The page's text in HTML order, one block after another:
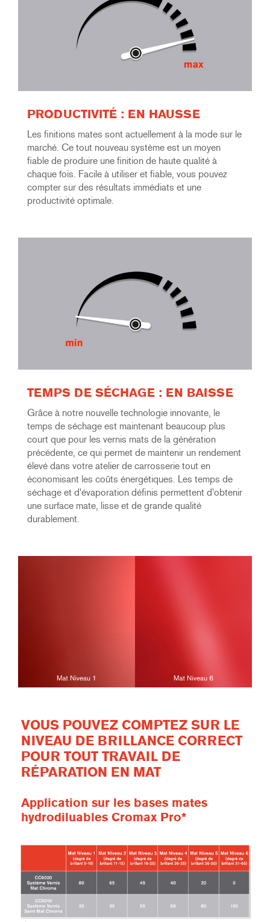
PRODUCTIVITÉ : EN HAUSSE
Les finitions mates sont actuellement à la mode sur le
marché. Ce tout nouveau système est un moyen
fiable de produire une finition de haute qualité à
chaque fois. Facile à utiliser et fiable, vous pouvez
compter sur des résultats immédiats et une
productivité optimale.
TEMPS DE SÉCHAGE : EN BAISSE
Grâce à notre nouvelle technologie innovante, le
temps de séchage est maintenant beaucoup plus
court que pour les vernis mats de la génération
précédente, ce qui permet de maintenir un rendement
élevé dans votre atelier de carrosserie tout en
économisant les coûts énergétiques. Les temps de
séchage et d'évaporation définis permettent d'obtenir
une surface mate, lisse et de grande qualité
durablement.
VOUS POUVEZ COMPTEZ SUR LE
NIVEAU DE BRILLANCE CORRECT
POUR TOUT TRAVAIL DE
RÉPARATION EN MAT
Application sur les bases mates
hydrodiluables Cromax Pro*